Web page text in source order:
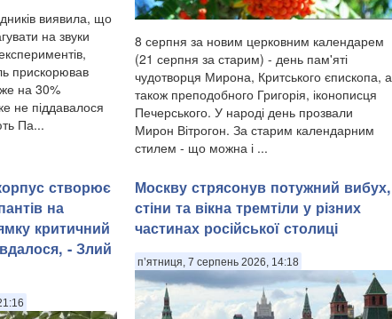
виявила, що
на звуки
прискорював
на 30%
не піддавалося
Па...
8 серпня за новим церковним календарем
(21 серпня за старим) - день пам'яті
чудотворця Мирона, Критського єпископа, а
також преподобного Григорія, іконописця
Печерського. У народі день прозвали
Мирон Вітрогон. За старим календарним
стилем - що можна і ...
створює
на
критичний
- Злий
Москву стрясонув потужний вибух,
стіни та вікна тремтіли у різних
частинах російської столиці
п’ятниця, 7 серпень 2026, 14:18